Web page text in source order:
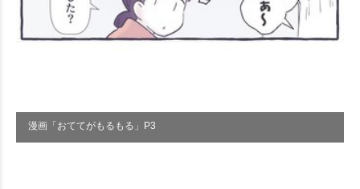
漫画「おててがもるもる」P3